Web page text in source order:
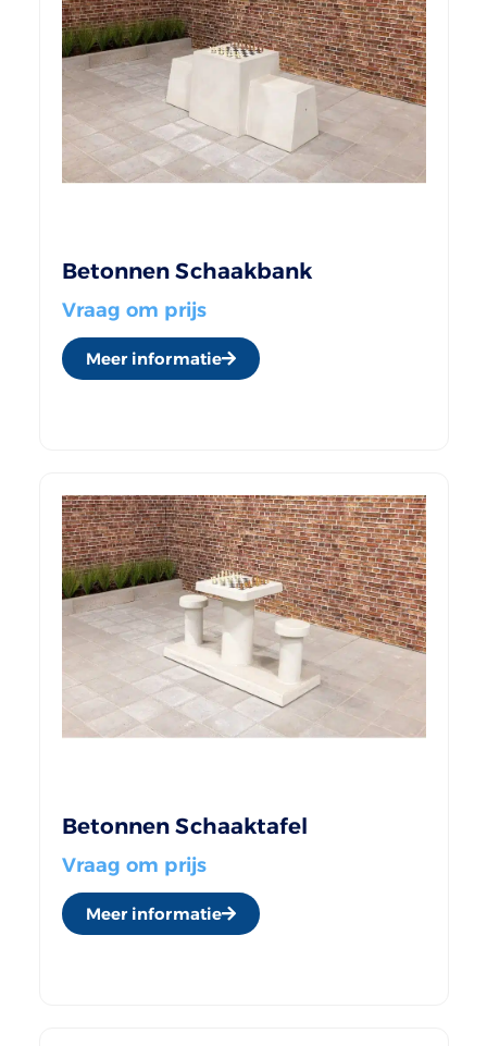
Betonnen Schaakbank
Vraag om prijs
Meer informatie
Betonnen Schaaktafel
Vraag om prijs
Meer informatie